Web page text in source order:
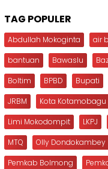
TAG POPULER
Abdullah Mokoginta air
bantuan
Bawaslu
Boltim
BPBD Bupati
JRBM
Kota Kotamobagu
Limi Mokodompit
LKPJ
MTQ
Olly Dondokambey
Pemkab Bolmong